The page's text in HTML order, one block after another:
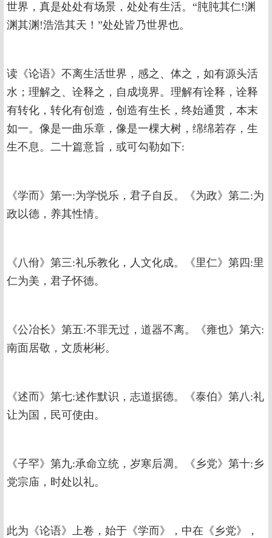
世界，真是处处有场景，处处有生活。“肫肫其仁!渊
渊其渊!浩浩其天！”处处皆乃世界也。
读《论语》不离生活世界，感之、体之，如有源头活
水；理解之、诠释之，自成境界。理解有诠释，诠释
有转化，转化有创造，创造有生长，终始通贯，本末
如一。像是一曲乐章，像是一棵大树，绵绵若存，生
生不息。二十篇意旨，或可勾勒如下:
《学而》第一:为学悦乐，君子自反。《为政》第二:为
政以德，养其性情。
《八佾》第三:礼乐教化，人文化成。《里仁》第四:里
仁为美，君子怀德。
《公冶长》第五:不罪无过，道器不离。《雍也》第六:
南面居敬，文质彬彬。
《述而》第七:述作默识，志道据德。《泰伯》第八:礼
让为国，民可使由。
《子罕》第九:承命立统，岁寒后凋。《乡党》第十:乡
党宗庙，时处以礼。
此为《论语》上卷，始于《学而》，中在《乡党》，